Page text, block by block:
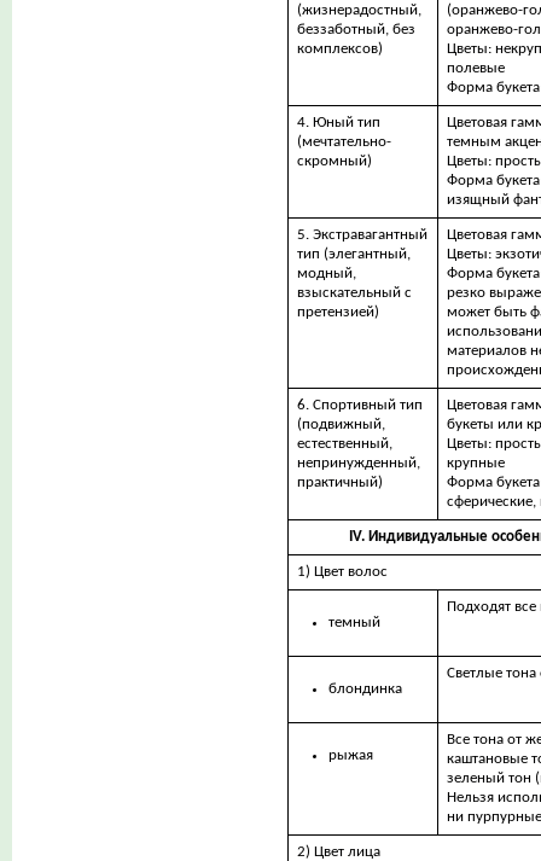
(жизнерадостный,
беззаботный, без
комплексов)
(оранжево-
оранжево-
Цветы:
полевые
Форма
4. Юный тип
(мечтательно-
скромный)
Цветовая
темным
Цветы:
Форма
изящный
5. Экстравагантный
тип (элегантный,
модный,
взыскательный с
претензией)
Цветовая
Цветы:
Форма
резко
может быть
материалов
6. Спортивный тип
(подвижный,
естественный,
непринужденный,
практичный)
Цветовая
букеты или
Цветы:
крупные
Форма
IV. Индивидуальные
1) Цвет волос
темный
Подходят все
блондинка
Светлые
рыжая
Все тона от
каштановые
зеленый тон
Нельзя
ни
2) Цвет лица